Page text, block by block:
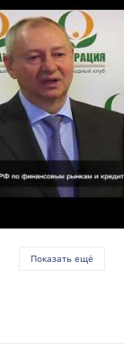
Показать ещё